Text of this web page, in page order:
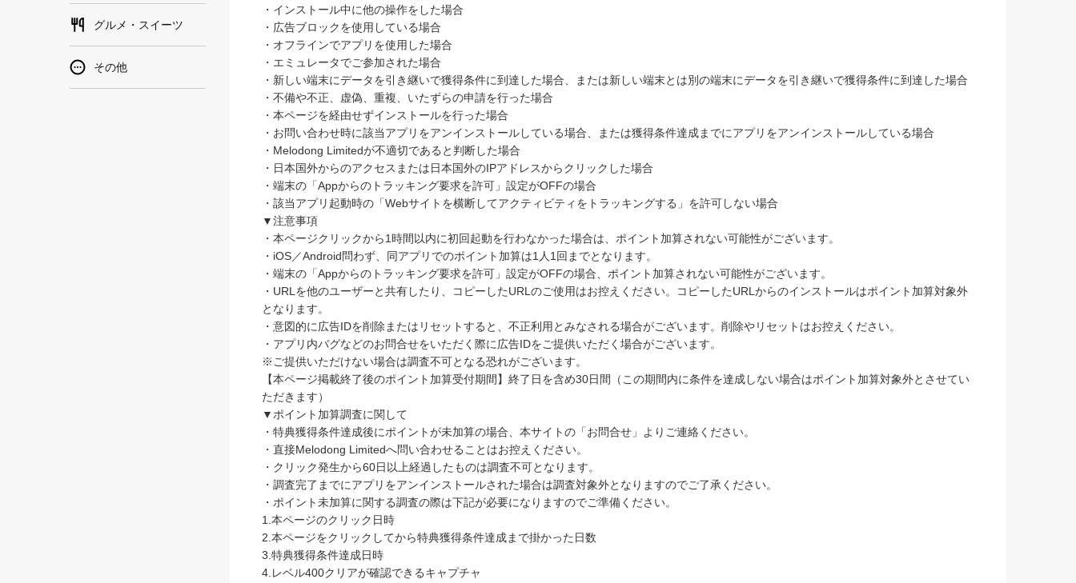
グルメ・スイーツ
その他
・インストール中に他の操作をした場合
・広告ブロックを使用している場合
・オフラインでアプリを使用した場合
・エミュレータでご参加された場合
・新しい端末にデータを引き継いで獲得条件に到達した場合、または新しい端末とは別の端末にデータを引き継いで獲得条件に到達した場合
・不備や不正、虚偽、重複、いたずらの申請を行った場合
・本ページを経由せずインストールを行った場合
・お問い合わせ時に該当アプリをアンインストールしている場合、または獲得条件達成までにアプリをアンインストールしている場合
・Melodong Limitedが不適切であると判断した場合
・日本国外からのアクセスまたは日本国外のIPアドレスからクリックした場合
・端末の「Appからのトラッキング要求を許可」設定がOFFの場合
・該当アプリ起動時の「Webサイトを横断してアクティビティをトラッキングする」を許可しない場合
▼注意事項
・本ページクリックから1時間以内に初回起動を行わなかった場合は、ポイント加算されない可能性がございます。
・iOS／Android問わず、同アプリでのポイント加算は1人1回までとなります。
・端末の「Appからのトラッキング要求を許可」設定がOFFの場合、ポイント加算されない可能性がございます。
・URLを他のユーザーと共有したり、コピーしたURLのご使用はお控えください。コピーしたURLからのインストールはポイント加算対象外
となります。
・意図的に広告IDを削除またはリセットすると、不正利用とみなされる場合がございます。削除やリセットはお控えください。
・アプリ内バグなどのお問合せをいただく際に広告IDをご提供いただく場合がございます。
※ご提供いただけない場合は調査不可となる恐れがございます。
【本ページ掲載終了後のポイント加算受付期間】終了日を含め30日間（この期間内に条件を達成しない場合はポイント加算対象外とさせてい
ただきます）
▼ポイント加算調査に関して
・特典獲得条件達成後にポイントが未加算の場合、本サイトの「お問合せ」よりご連絡ください。
・直接Melodong Limitedへ問い合わせることはお控えください。
・クリック発生から60日以上経過したものは調査不可となります。
・調査完了までにアプリをアンインストールされた場合は調査対象外となりますのでご了承ください。
・ポイント未加算に関する調査の際は下記が必要になりますのでご準備ください。
1.本ページのクリック日時
2.本ページをクリックしてから特典獲得条件達成まで掛かった日数
3.特典獲得条件達成日時
4.レベル400クリアが確認できるキャプチャ